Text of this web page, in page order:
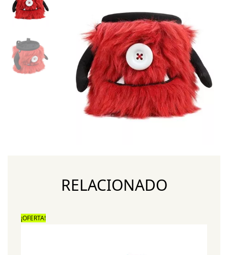
RELACIONADO
¡OFERTA!